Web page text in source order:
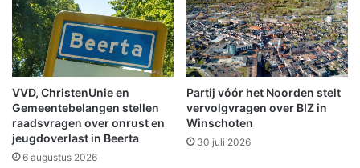
A
r
i
e
H
a
a
n
W
!
O
p
e
n
D
a
g
o
VVD, ChristenUnie en
Gemeentebelangen stellen
raadsvragen over onrust en
jeugdoverlast in Beerta
6 augustus 2026
Partij vóór het Noorden stelt
vervolgvragen over BIZ in
Winschoten
30 juli 2026